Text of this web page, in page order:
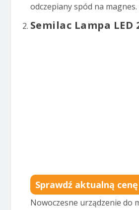
odczepiany spód na magnes.
Semilac Lampa LED
Sprawdź aktualną cenę
Nowoczesne urządzenie do